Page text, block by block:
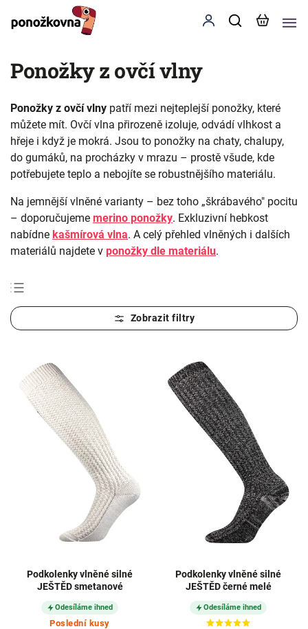
Ponožky z ovčí vlny
Ponožky z ovčí vlny patří mezi nejteplejší ponožky, které
můžete mít. Ovčí vlna přirozeně izoluje, odvádí vlhkost a
hřeje i když je mokrá. Jsou to ponožky na chaty, chalupy,
do gumáků, na procházky v mrazu – prostě všude, kde
potřebujete teplo a nebojíte se robustnějšího materiálu.
Na jemnější vlněné varianty – bez toho „škrábavého" pocitu
– doporučujeme merino ponožky. Exkluzivní hebkost
nabídne kašmírová vlna. A celý přehled vlněných i dalších
materiálů najdete v ponožky dle materiálu.
Nejprodávanější
Nejlevnější
Abecedně
Podkolenky vlněné silné
JEŠTĚD smetanové
Odesíláme ihned
Poslední kusy
Podkolenky vlněné silné
JEŠTĚD černé melé
Odesíláme ihned